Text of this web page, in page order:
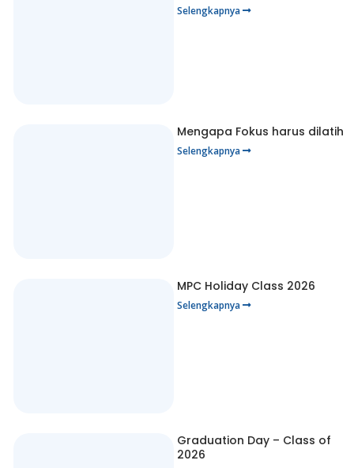
Selengkapnya
Mengapa Fokus harus dilatih
Selengkapnya
MPC Holiday Class 2026
Selengkapnya
Graduation Day – Class of
2026